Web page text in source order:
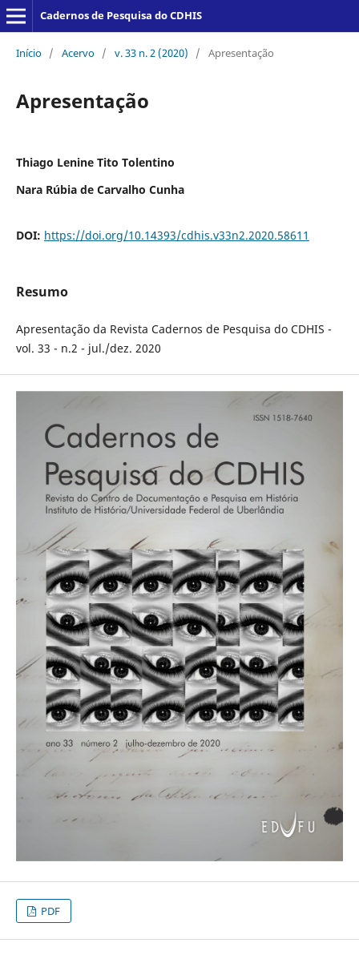
Cadernos de Pesquisa do CDHIS
Início / Acervo / v. 33 n. 2 (2020) / Apresentação
Apresentação
Thiago Lenine Tito Tolentino
Nara Rúbia de Carvalho Cunha
DOI: https://doi.org/10.14393/cdhis.v33n2.2020.58611
Resumo
Apresentação da Revista Cadernos de Pesquisa do CDHIS -
vol. 33 - n.2 - jul./dez. 2020
PDF